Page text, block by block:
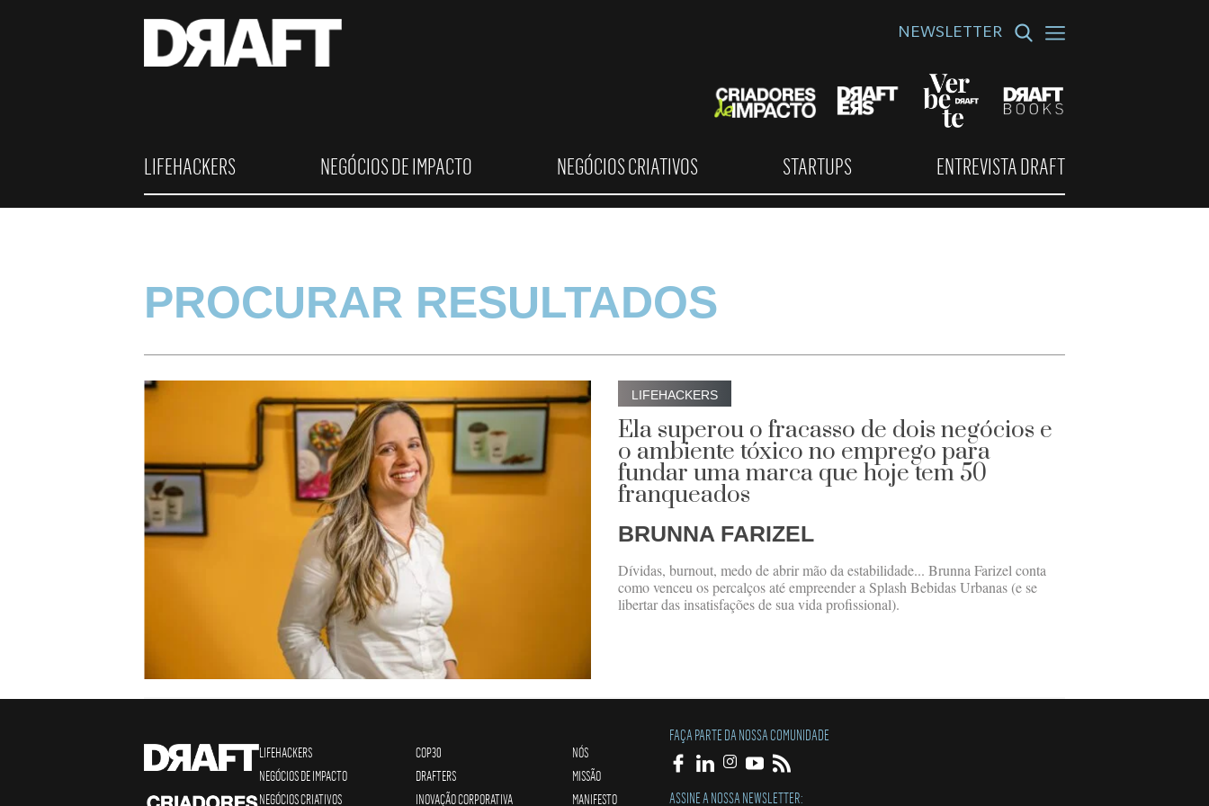
NEWSLETTER
LIFEHACKERS NEGÓCIOS DE IMPACTO NEGÓCIOS CRIATIVOS STARTUPS ENTREVISTA DRAFT
PROCURAR RESULTADOS
LIFEHACKERS
Ela superou o fracasso de dois negócios e
o ambiente tóxico no emprego para
fundar uma marca que hoje tem 50
franqueados
BRUNNA FARIZEL
Dívidas, burnout, medo de abrir mão da estabilidade... Brunna Farizel conta
como venceu os percalços até empreender a Splash Bebidas Urbanas (e se
libertar das insatisfações de sua vida profissional).
LIFEHACKERS
NEGÓCIOS DE IMPACTO
NEGÓCIOS CRIATIVOS
COP30
DRAFTERS
INOVAÇÃO CORPORATIVA
NÓS
MISSÃO
MANIFESTO
FAÇA PARTE DA NOSSA COMUNIDADE
ASSINE A NOSSA NEWSLETTER: